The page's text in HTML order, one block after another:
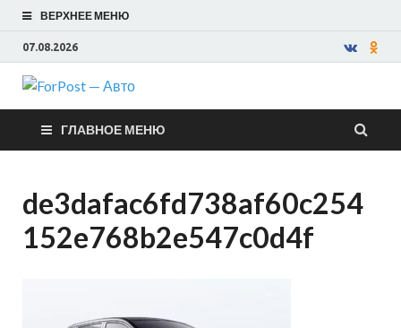
ВЕРХНЕЕ МЕНЮ
07.08.2026
ForPost —
Авто
ГЛАВНОЕ МЕНЮ
de3dafac6fd738af60c254
152e768b2e547c0d4f